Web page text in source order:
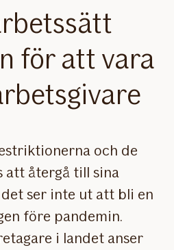
för att vara
och de
att återgå till sina
ser inte ut att bli en
före pandemin.
i landet anser